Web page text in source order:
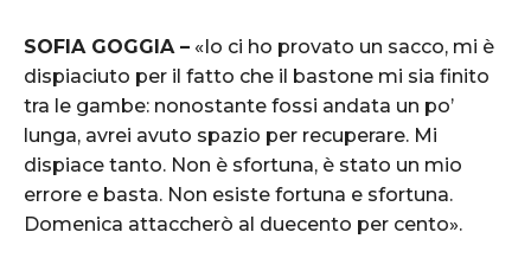
ST. MORITZ, SWITZERLAND Ð FEBRUARY 10: Lindsey Vonn of USA competes
during the FIS Alpine Ski World Championships Women's Alpine Combined
on February 10, 2017 in St. Moritz, Switzerland (Photo by Giovanni
Auletta/Agence Zoom)
SOFIA GOGGIA – «Io ci ho provato un sacco, mi è
dispiaciuto per il fatto che il bastone mi sia finito
tra le gambe: nonostante fossi andata un po’
lunga, avrei avuto spazio per recuperare. Mi
dispiace tanto. Non è sfortuna, è stato un mio
errore e basta. Non esiste fortuna e sfortuna.
Domenica attaccherò al duecento per cento».